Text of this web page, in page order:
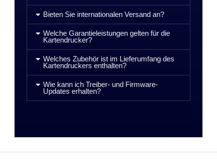
Bieten Sie internationalen Versand an?
Welche Garantieleistungen gelten für die
Kartendrucker?
Welches Zubehör ist im Lieferumfang des
Kartendruckers enthalten?
Wie kann ich Treiber- und Firmware-
Updates erhalten?